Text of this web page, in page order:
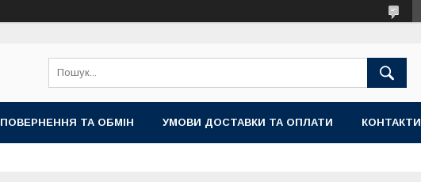
ПОВЕРНЕННЯ ТА ОБМІН УМОВИ ДОСТАВКИ ТА ОПЛАТИ КОНТАКТИ